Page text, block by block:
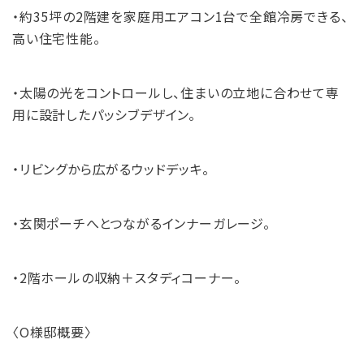
・約35坪の2階建を家庭用エアコン1台で全館冷房できる、
高い住宅性能。
・太陽の光をコントロールし、住まいの立地に合わせて専
用に設計したパッシブデザイン。
・リビングから広がるウッドデッキ。
・玄関ポーチへとつながるインナーガレージ。
・2階ホールの収納＋スタディコーナー。
〈O様邸概要〉